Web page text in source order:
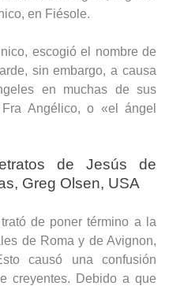
en Fiésole.
escogió el nombre de
sin embargo, a causa
en muchas de sus
Angélico, o «el ángel
de Jesús de
Greg Olsen, USA
de poner término a la
de Roma y de Avignon,
causó una confusión
creyentes. Debido a que